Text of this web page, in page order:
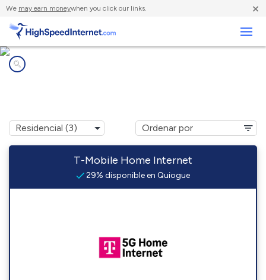
We may earn moneywhen you click our links. ×
T-Mobile Home Internet
29% disponible en Quiogue